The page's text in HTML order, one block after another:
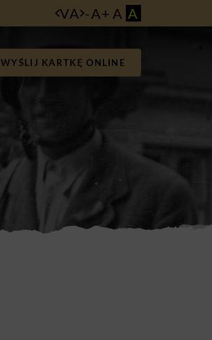
VA -A+ A A
WYŚLIJ KARTKĘ ONLINE